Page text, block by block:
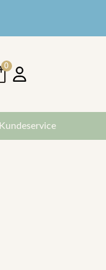
0
Kundeservice